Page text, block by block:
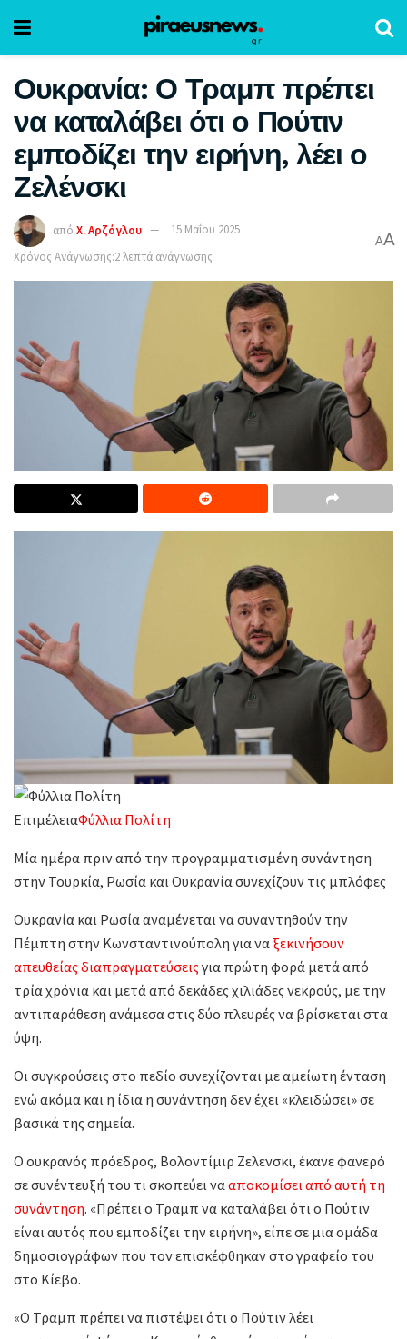
Ουκρανία: Ο Τραμπ πρέπει
να καταλάβει ότι ο Πούτιν
εμποδίζει την ειρήνη, λέει ο
Ζελένσκι
από Χ. Αρζόγλου
15 Μαΐου 2025
Χρόνος Ανάγνωσης:2 λεπτά ανάγνωσης
AA
ΕπιμέλειαΦύλλια Πολίτη
Μία ημέρα πριν από την προγραμματισμένη συνάντηση
στην Τουρκία, Ρωσία και Ουκρανία συνεχίζουν τις μπλόφες
Ουκρανία και Ρωσία αναμένεται να συναντηθούν την
Πέμπτη στην Κωνσταντινούπολη για να ξεκινήσουν
απευθείας διαπραγματεύσειςγια πρώτη φορά μετά από
τρία χρόνια και μετά από δεκάδες χιλιάδες νεκρούς, με την
αντιπαράθεση ανάμεσα στις δύο πλευρές να βρίσκεται στα
ύψη.
Οι συγκρούσεις στο πεδίο συνεχίζονται με αμείωτη ένταση
ενώ ακόμα και η ίδια η συνάντηση δεν έχει «κλειδώσει» σε
βασικά της σημεία.
Ο ουκρανός πρόεδρος, Βολοντίμιρ Ζελενσκι, έκανε φανερό
σε συνέντευξή του τι σκοπεύει νααποκομίσει από αυτή τη
συνάντηση. «Πρέπει ο Τραμπ να καταλάβει ότι ο Πούτιν
είναι αυτός που εμποδίζει την ειρήνη», είπε σε μια ομάδα
δημοσιογράφων που τον επισκέφθηκαν στο γραφείο του
στο Κίεβο.
«Ο Τραμπ πρέπει να πιστέψει ότι ο Πούτιν λέει